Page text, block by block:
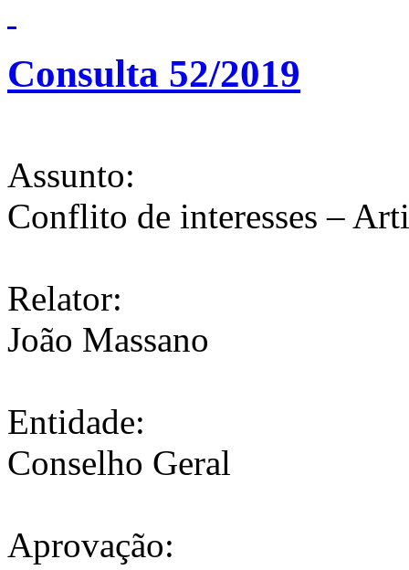
Consulta 52/2019
Assunto:
Conflito de interesses –
Relator:
João Massano
Entidade:
Conselho Geral
Aprovação: